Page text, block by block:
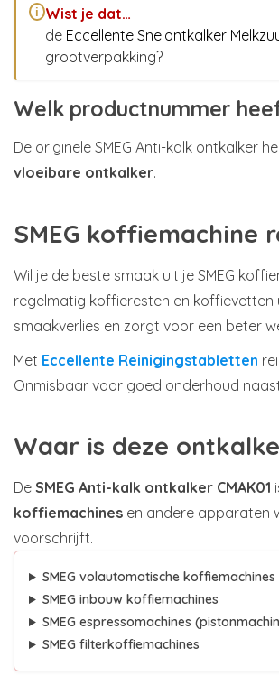
i Wist je dat…
de Eccellente Snelontkalker
grootverpakking?
Welk productnummer
De originele SMEG Anti-kalk ontkalker
vloeibare ontkalker.
SMEG koffiemachine
Wil je de beste smaak uit je SMEG
regelmatig koffieresten en
smaakverlies en zorgt voor een beter
Met Eccellente Reinigingstabletten
Onmisbaar voor goed onderhoud
Waar is deze
De SMEG Anti-kalk ontkalker CMAK01
koffiemachines en andere apparaten
voorschrijft.
SMEG volautomatische koffiemachines
SMEG inbouw koffiemachines
SMEG espressomachines
SMEG filterkoffiemachines